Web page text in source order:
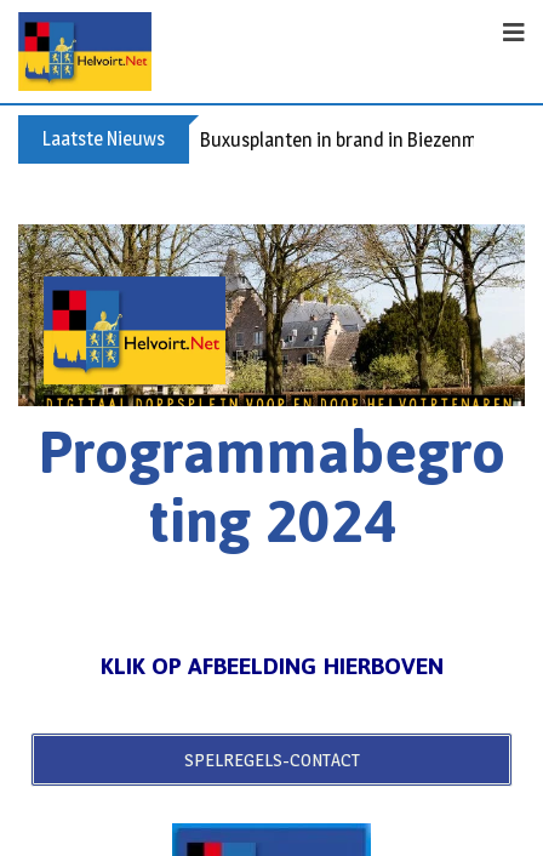
Laatste Nieuws Buxusplanten in brand in Biezenmortel,
Programmabegro
ting 2024
KLIK OP AFBEELDING HIERBOVEN
SPELREGELS-CONTACT